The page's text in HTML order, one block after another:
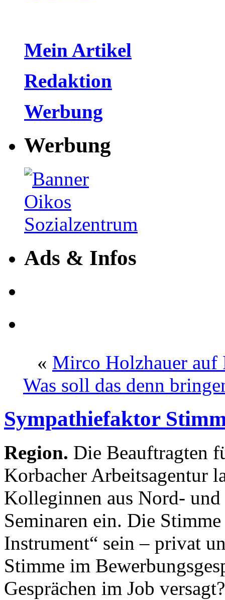
Mein Artikel
Redaktion
Werbung
Werbung
Ads & Infos
« Mirco Holzhauer auf
Was soll das denn
Sympathiefaktor
Region. Die Beauftragten
Korbacher Arbeitsagentur
Kolleginnen aus Nord-
Seminaren ein. Die
Instrument“ sein – privat
Stimme im
Gesprächen im Job versagt?